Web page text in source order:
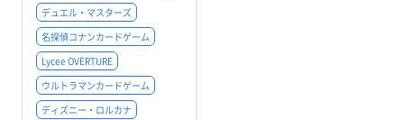
デュエル・マスターズ
名探偵コナンカードゲーム
Lycee OVERTURE
ウルトラマンカードゲーム
ディズニー・ロルカナ